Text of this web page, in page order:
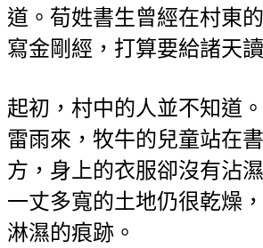
道。荀姓書生曾經在村東
寫金剛經，打算要給諸天讀
起初，村中的人並不知道
雷雨來，牧牛的兒童站在
方，身上的衣服卻沒有沾
一丈多寬的土地仍很乾燥
淋濕的痕跡。